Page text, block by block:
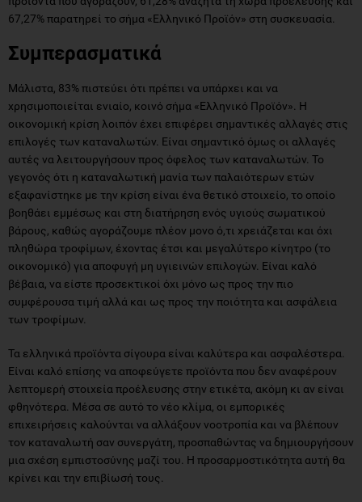
67,27% παρατηρεί το σήμα «Ελληνικό Προϊόν» στη συσκευασία.
Συμπερασματικά
Μάλιστα, 83% πιστεύει ότι πρέπει να υπάρχει και να
χρησιμοποιείται ενιαίο, κοινό σήμα «Ελληνικό Προϊόν». Η
οικονομική κρίση λοιπόν έχει επιφέρει σημαντικές αλλαγές στις
επιλογές των καταναλωτών. Είναι σημαντικό όμως οι αλλαγές
αυτές να λειτουργήσουν προς όφελος των καταναλωτών. Το
γεγονός ότι η καταναλωτική μανία των παλαιότερων ετών
εξαφανίστηκε με την κρίση είναι ένα θετικό στοιχείο, το οποίο
βοηθάει εμμέσως και στη διατήρηση ενός υγιούς σωματικού
βάρους, καθώς αγοράζουμε πλέον μονο ό,τι χρειάζεται και όχι
πληθώρα τροφίμων, έχοντας έτσι και μεγαλύτερο κίνητρο (το
οικονομικό) για αποφυγή μη υγιεινών επιλογών. Είναι καλό
βέβαια, να είστε προσεκτικοί όχι μόνο ως προς την πιο
συμφέρουσα τιμή αλλά και ως προς την ποιότητα και ασφάλεια
των τροφίμων.
Τα ελληνικά προϊόντα σίγουρα είναι καλύτερα και ασφαλέστερα.
Είναι καλό επίσης να αποφεύγετε προϊόντα που δεν αναφέρουν
λεπτομερή στοιχεία προέλευσης στην ετικέτα, ακόμη κι αν είναι
φθηνότερα. Μέσα σε αυτό το νέο κλίμα, οι εμπορικές
επιχειρήσεις καλούνται να αλλάξουν νοοτροπία και να βλέπουν
τον καταναλωτή σαν συνεργάτη, προσπαθώντας να δημιουργήσουν
μια σχέση εμπιστοσύνης μαζί του. Η προσαρμοστικότητα αυτή θα
κρίνει και την επιβίωσή τους.